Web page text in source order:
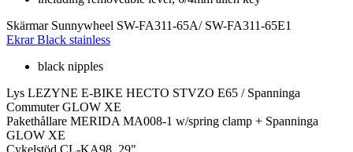
Skärmar Sunnywheel SW-FA311-65A/ SW-FA311-65E1
Ekrar Black stainless
black nipples
Lys LEZYNE E-BIKE HECTO STVZO E65 / Spanninga
Commuter GLOW XE
Pakethållare MERIDA MA008-1 w/spring clamp + Spanninga
GLOW XE